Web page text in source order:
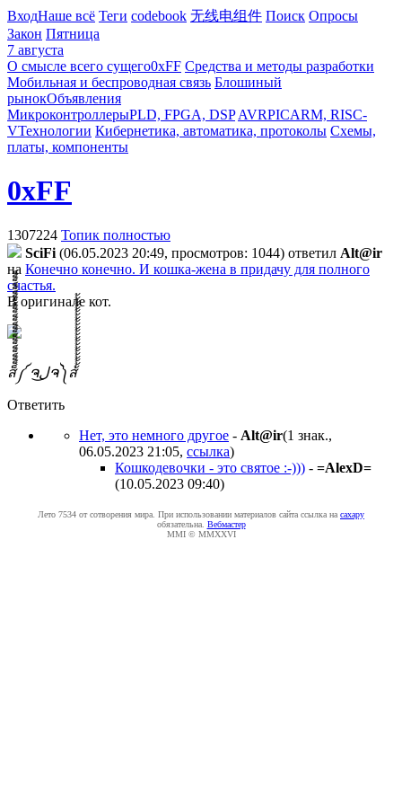
ВходНаше всё Теги codebook 无线电组件 Поиск Опросы
Закон Пятница
7 августа
О смысле всего сущего0xFF Средства и методы разработки
Мобильная и беспроводная связь Блошиный
рынокОбъявления
МикроконтроллерыPLD, FPGA, DSP AVRPICARM, RISC-
VТехнологии Кибернетика, автоматика, протоколы Схемы,
платы, компоненты
0xFF
1307224 Топик полностью
SciFi (06.05.2023 20:49, просмотров: 1044) ответил Alt@ir
на Конечно конечно. И кошка-жена в придачу для полного
счастья.
В оригинале кот.
ส็็็็็็็็็็็็็็็็็็็็็็็็็༼ ຈل͜ຈ༽ส้้้้้้้้้้้้้้้้้้้้้้้
Ответить
Нет, это немного другое - Alt@ir(1 знак.,
06.05.2023 21:05, ссылка)
Кошкодевочки - это святое :-))) - =AlexD=
(10.05.2023 09:40)
Лето 7534 от сотворения мира. При использовании материалов сайта ссылка на caxapу
обязательна. Вебмастер
MMI © MMXXVI